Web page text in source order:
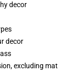
decor
decor
excluding mat